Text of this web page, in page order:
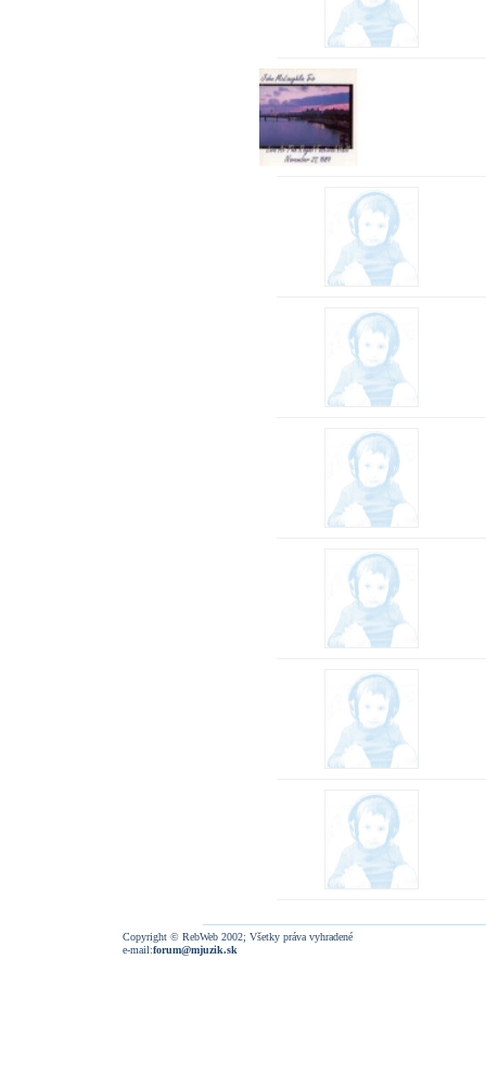
Copyright © RebWeb 2002; Všetky práva vyhradené
e-mail:forum@mjuzik.sk